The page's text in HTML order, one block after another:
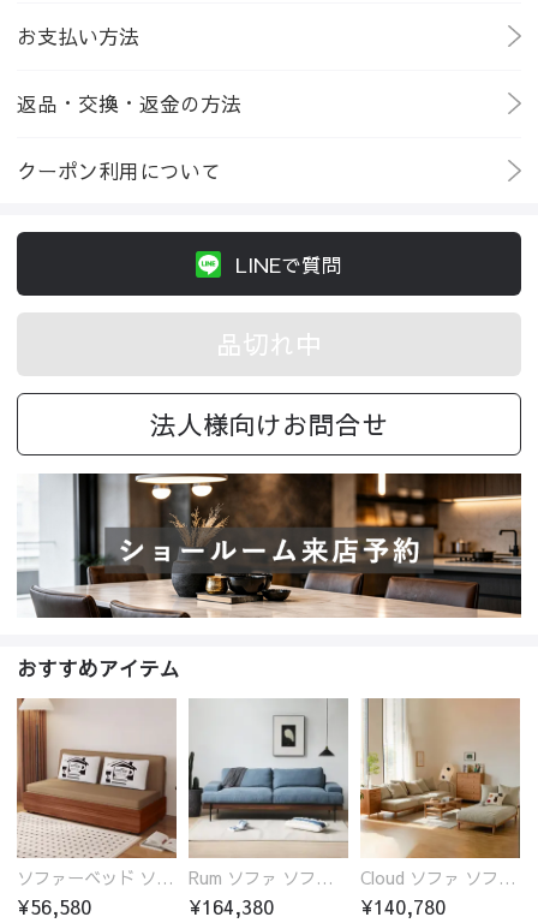
お支払い方法
返品・交換・返金の方法
クーポン利用について
LINEで質問
品切れ中
法人様向けお問合せ
おすすめアイテム
ソファーベッド ソファベッド 2人 3人掛け 「幅100～180cm」ソファー ソファーベッド 1人掛け 2人掛け 3人掛け 収納付き 北欧 コンパクト-fsx-1005
¥56,580
Rum ソファ ソファー おしゃれ 1人掛け～4人掛け ウォールナットorオーク材フレーム 西海岸風 肘掛
¥164,380
Cloud ソファ ソファーおしゃれ 1人掛け～3人掛け チェリー材フレーム 木製 北欧 おしゃれ 5カラー 自由レイアウト
¥140,780